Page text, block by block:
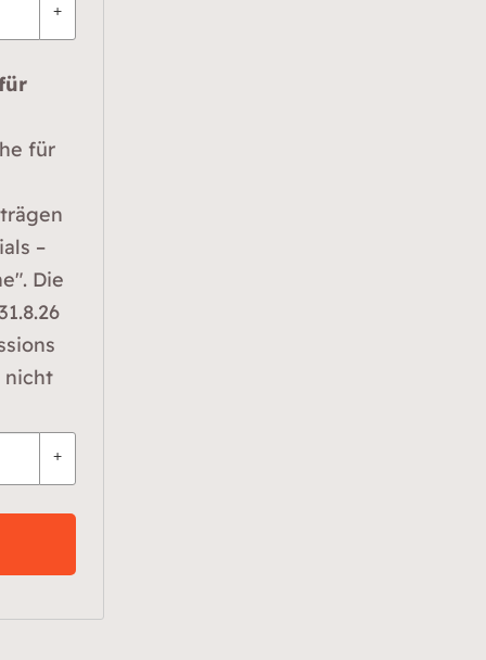
+
für
–
Die
nicht
+